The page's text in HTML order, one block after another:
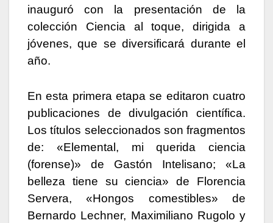
inauguró con la presentación de la
colección Ciencia al toque, dirigida a
jóvenes, que se diversificará durante el
año.
En esta primera etapa se editaron cuatro
publicaciones de divulgación científica.
Los títulos seleccionados son fragmentos
de: «Elemental, mi querida ciencia
(forense)» de Gastón Intelisano; «La
belleza tiene su ciencia» de Florencia
Servera, «Hongos comestibles» de
Bernardo Lechner, Maximiliano Rugolo y